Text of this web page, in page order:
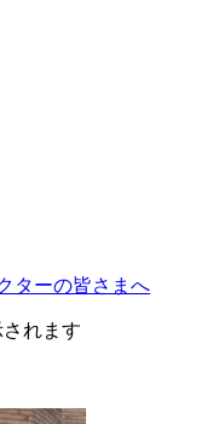
ターの皆さまへ
れます